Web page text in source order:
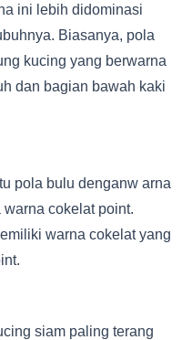
ini lebih didominasi
Biasanya, pola
kucing yang berwarna
dan bagian bawah kaki
pola bulu denganw arna
cokelat point.
warna cokelat yang
siam paling terang